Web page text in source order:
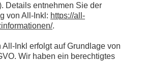
Details entnehmen Sie der
von All-Inkl: https://all-
.
Inkl erfolgt auf Grundlage von
Wir haben ein berechtigtes